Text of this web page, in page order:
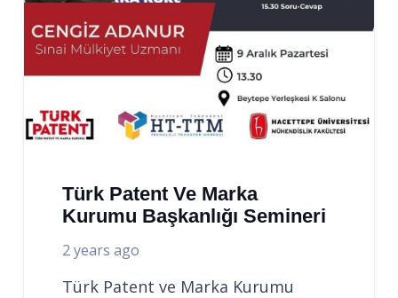
Türk Patent Ve Marka
Kurumu Başkanlığı Semineri
2 years ago
Türk Patent ve Marka Kurumu